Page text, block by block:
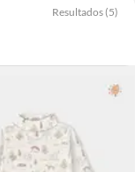
Resultados (5)